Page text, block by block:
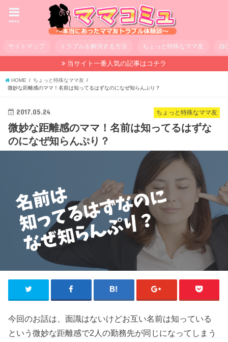
menu
サイトマップ トラブルを解決する方法 ちょっと特殊なママ友 自
当サイト一番人気の記事はコチラ
HOME
ちょっと特殊なママ友
微妙な距離感のママ！名前は知ってるはずなのになぜ知らんぷり？
ちょっと特殊なママ友
2017.05.24
微妙な距離感のママ！名前は知ってるはずな
のになぜ知らんぷり？
今回のお話は、面識はないけどお互い名前は知っている
という微妙な距離感で2人の勤務先が同じになってしまう